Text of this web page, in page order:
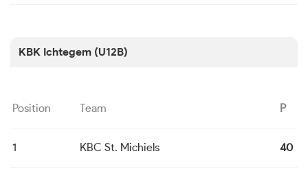
KBK Ichtegem (U12B)
Position Team P
1 KBC St. Michiels 40